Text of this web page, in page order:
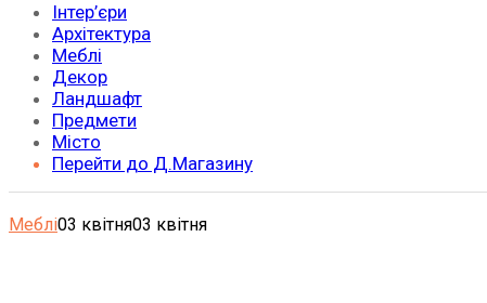
Інтер’єри
Архітектура
Меблі
Декор
Ландшафт
Предмети
Місто
Перейти до Д.Магазину
Меблі03 квітня03 квітня